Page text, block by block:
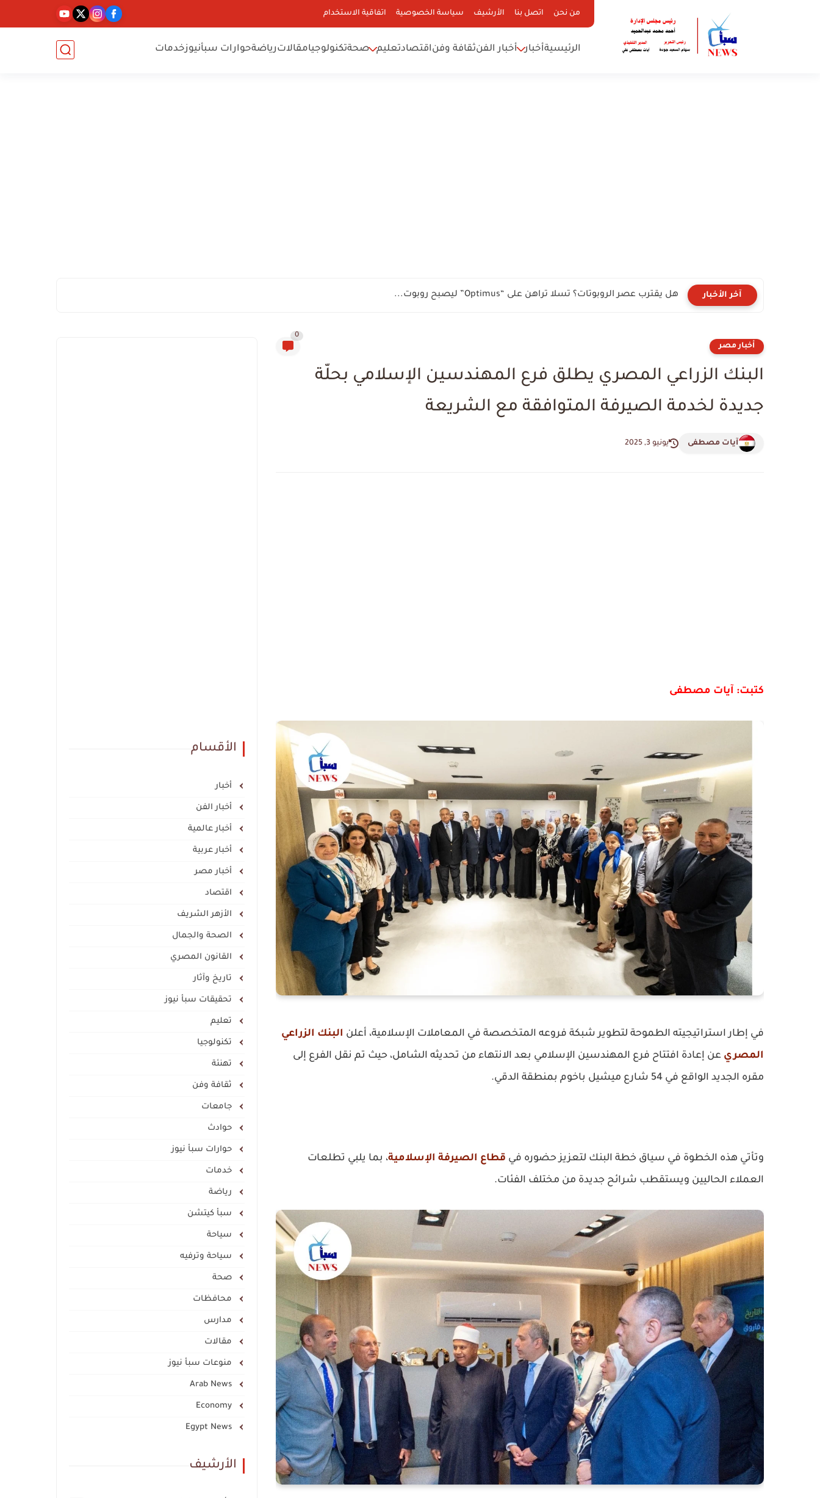
من نحن اتصل بنا الأرشيف سياسة الخصوصية اتفاقية الاستخدام
الرئيسيةأخبار أخبار الفنثقافة وفناقتصادتعليم صحةتكنولوجيامقالاترياضةحوارات سبأنيوزخدمات
آخر الأخبار هل يقترب عصر الروبوتات؟ تسلا تراهن على “Optimus” ليصبح روبوت...
أخبار مصر
0
البنك الزراعي المصري يطلق فرع المهندسين الإسلامي بحلّة
جديدة لخدمة الصيرفة المتوافقة مع الشريعة
آيات مصطفى يونيو 3, 2025
كتبت: آيات مصطفى
في إطار استراتيجيته الطموحة لتطوير شبكة فروعه المتخصصة في المعاملات الإسلامية، أعلن البنك الزراعي
المصري عن إعادة افتتاح فرع المهندسين الإسلامي بعد الانتهاء من تحديثه الشامل، حيث تم نقل الفرع إلى
مقره الجديد الواقع في 54 شارع ميشيل باخوم بمنطقة الدقي.
وتأتي هذه الخطوة في سياق خطة البنك لتعزيز حضوره في قطاع الصيرفة الإسلامية، بما يلبي تطلعات
العملاء الحاليين ويستقطب شرائح جديدة من مختلف الفئات.
الأقسام
أخبار
أخبار الفن
أخبار عالمية
أخبار عربية
أخبار مصر
اقتصاد
الأزهر الشريف
الصحة والجمال
القانون المصري
تاريخ وآثار
تحقيقات سبأ نيوز
تعليم
تكنولوجيا
تهنئة
ثقافة وفن
جامعات
حوادث
حوارات سبأ نيوز
خدمات
رياضة
سبأ كيتشن
سياحة
سياحة وترفيه
صحة
محافظات
مدارس
مقالات
منوعات سبأ نيوز
Arab News
Economy
Egypt News
الأرشيف